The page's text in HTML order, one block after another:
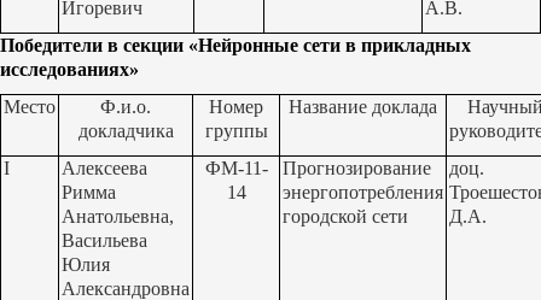
Игоревич
А.В.
Победители в секции «Нейронные сети в прикладных
исследованиях»
Место
Ф.и.о.
докладчика
Номер
группы
Название доклада
I
Алексеева
Римма
Анатольевна,
Васильева
Юлия
Александровна
ФМ-11-
14
Прогнозирование
энергопотребления
городской сети
доц.
Д.А.